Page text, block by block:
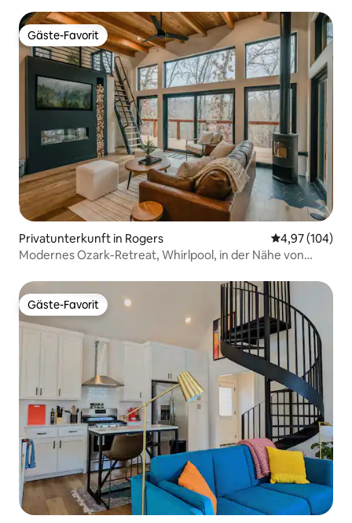
Gäste-Favorit
Gäste-Favorit
Privatunterkunft in Rogers
4,97 (104)
Modernes Ozark-Retreat, Whirlpool, in der Nähe von
Gäste-Favorit
Gäste-Favorit